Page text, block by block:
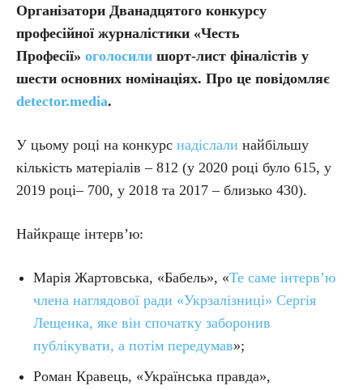
Організатори Дванадцятого конкурсу
професійної журналістики «Честь
Професії» оголосили шорт-лист фіналістів у
шести основних номінаціях. Про це повідомляє
detector.media.
У цьому році на конкурс надіслали найбільшу
кількість матеріалів – 812 (у 2020 році було 615, у
2019 році– 700, у 2018 та 2017 – близько 430).
Найкраще інтерв’ю:
Марія Жартовська, «Бабель», «Те саме інтервʼю
члена наглядової ради «Укрзалізниці» Сергія
Лещенка, яке він спочатку заборонив
публікувати, а потім передумав»;
Роман Кравець, «Українська правда»,